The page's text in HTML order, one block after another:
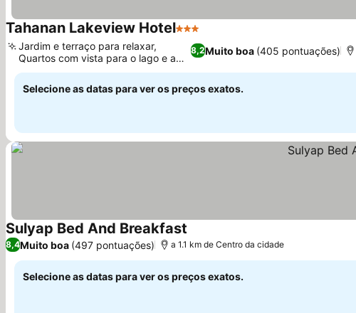
Tahanan Lakeview Hotel3 Estrelas
8,2Muito boa (405 pontuações)
Jardim e terraço para relaxar,
Quartos com vista para o lago e a
montanha
Selecione as datas para ver os preços exatos.
Sulyap Bed And Breakfast
8,4Muito boa (497 pontuações) a 1.1 km de Centro da cidade
Selecione as datas para ver os preços exatos.